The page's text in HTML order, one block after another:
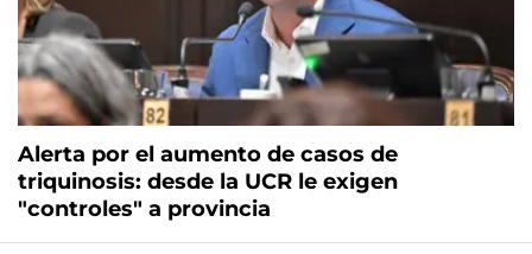
Alerta por el aumento de casos de
triquinosis: desde la UCR le exigen
"controles" a provincia